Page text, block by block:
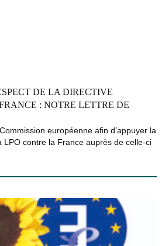
DE LA DIRECTIVE
: NOTRE LETTRE DE
européenne afin d’appuyer la
LPO contre la France auprès de celle-ci